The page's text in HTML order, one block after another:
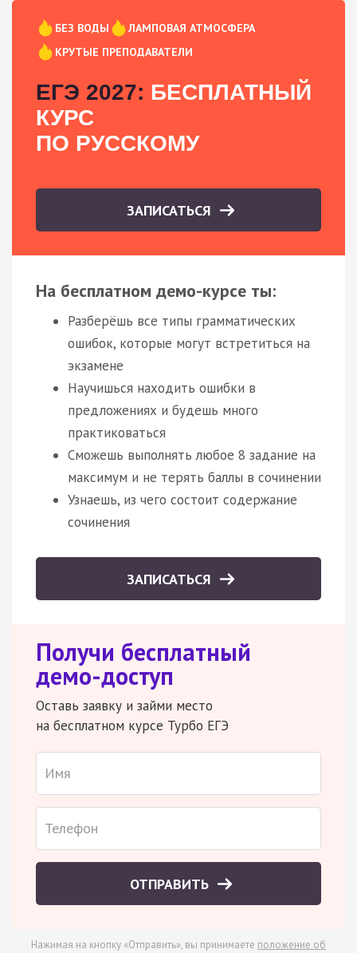
БЕЗ ВОДЫ
ЛАМПОВАЯ АТМОСФЕРА
КРУТЫЕ ПРЕПОДАВАТЕЛИ
ЕГЭ 2027: БЕСПЛАТНЫЙ
КУРС
ПО РУССКОМУ
ЗАПИСАТЬСЯ
На бесплатном демо-курсе ты:
Разберёшь все типы грамматических
ошибок, которые могут встретиться на
экзамене
Научишься находить ошибки в
предложениях и будешь много
практиковаться
Сможешь выполнять любое 8 задание на
максимум и не терять баллы в сочинении
Узнаешь, из чего состоит содержание
сочинения
ЗАПИСАТЬСЯ
Получи бесплатный
демо-доступ
Оставь заявку и займи место
на бесплатном курсе Турбо ЕГЭ
ОТПРАВИТЬ
Нажимая на кнопку «Отправить», вы принимаете положение об